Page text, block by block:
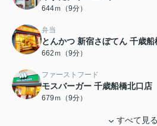
644ｍ（9分）
弁当
とんかつ 新宿さぼてん 千歳
662ｍ（9分）
ファーストフード
モスバーガー 千歳船橋北口店
679ｍ（9分）
すべて見る